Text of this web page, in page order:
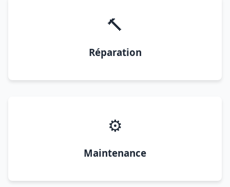
🔨
Réparation
⚙️
Maintenance